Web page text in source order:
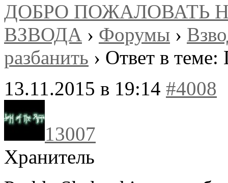
ДОБРО ПОЖАЛОВАТЬ
ВЗВОДА › Форумы ›
разбанить › Ответ в
13.11.2015 в 19:14 #4008
13007
Хранитель